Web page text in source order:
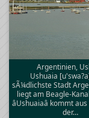
Argentinien,
Ushuaia
sÃ¼dlichste Stadt
liegt am Beagle-
âUshuaiaâ kommt
der…